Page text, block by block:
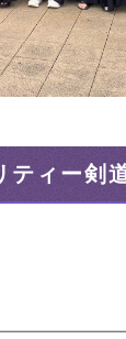
ティー剣